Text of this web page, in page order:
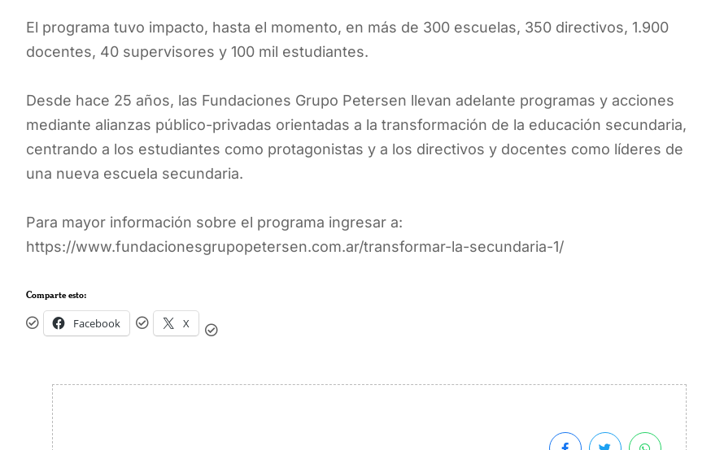
El programa tuvo impacto, hasta el momento, en más de 300 escuelas, 350 directivos, 1.900
docentes, 40 supervisores y 100 mil estudiantes.
Desde hace 25 años, las Fundaciones Grupo Petersen llevan adelante programas y acciones
mediante alianzas público-privadas orientadas a la transformación de la educación secundaria,
centrando a los estudiantes como protagonistas y a los directivos y docentes como líderes de
una nueva escuela secundaria.
Para mayor información sobre el programa ingresar a:
https://www.fundacionesgrupopetersen.com.ar/transformar-la-secundaria-1/
Comparte esto:
Facebook X